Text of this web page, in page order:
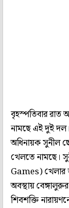
বৃহস্পতিবার রাত
নামছে এই দুই
অধিনায়ক সুনীল
খেলতে নামছে।
Games) খেলার
অবস্থায়
শিবশক্তি